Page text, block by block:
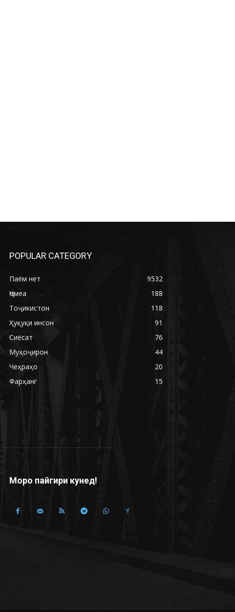
POPULAR CATEGORY
Паём нет
9532
Ҷомеа
188
Тоҷикистон
118
Ҳуқуқи инсон
91
Сиёсат
76
Муҳоҷирон
44
Чеҳраҳо
20
Фарҳанг
15
Моро пайгири кунед!